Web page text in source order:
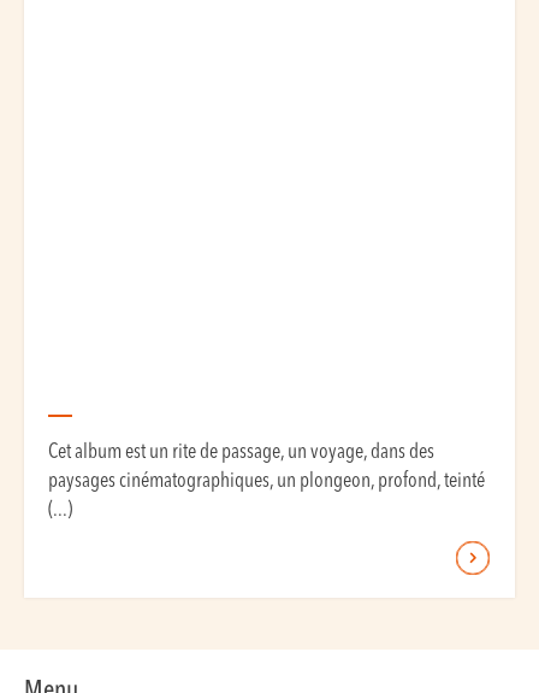
Cet album est un rite de passage, un voyage, dans des
paysages cinématographiques, un plongeon, profond, teinté
(...)